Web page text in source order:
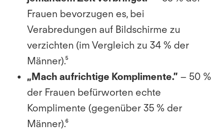
Frauen bevorzugen es, bei
Verabredungen auf Bildschirme zu
verzichten (im Vergleich zu 34 % der
Männer).⁵
„Mach aufrichtige Komplimente.” – 50 %
der Frauen befürworten echte
Komplimente (gegenüber 35 % der
Männer).⁶